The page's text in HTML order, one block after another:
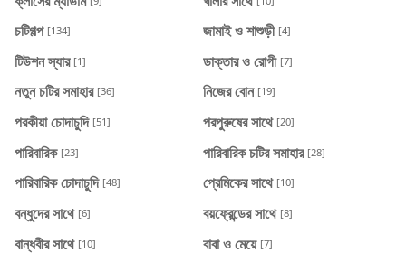
চটিগল্প [134] জামাই ও শাশুড়ী [4]
টিউশন স্যার [1] ডাক্তার ও রোগী [7]
নতুন চটির সমাহার [36] নিজের বোন [19]
পরকীয়া চোদাচুদি [51] পরপুরুষের সাথে [20]
পারিবারিক [23] পারিবারিক চটির সমাহার [28]
পারিবারিক চোদাচুদি [48] প্রেমিকের সাথে [10]
বন্ধুদের সাথে [6] বয়ফ্রেন্ডের সাথে [8]
বান্ধবীর সাথে [10] বাবা ও মেয়ে [7]